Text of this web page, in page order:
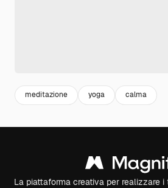
meditazione yoga calma
La piattaforma creativa per realizzare